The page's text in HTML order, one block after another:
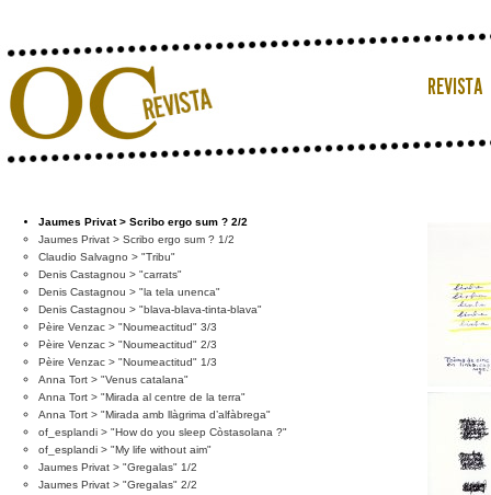
Jaumes Privat > Scribo ergo sum ? 2/2
Jaumes Privat > Scribo ergo sum ? 1/2
Claudio Salvagno > "Tribu"
Denis Castagnou > "carrats"
Denis Castagnou > "la tela unenca"
Denis Castagnou > "blava-blava-tinta-blava"
Pèire Venzac > "Noumeactitud" 3/3
Pèire Venzac > "Noumeactitud" 2/3
Pèire Venzac > "Noumeactitud" 1/3
Anna Tort > "Venus catalana"
Anna Tort > "Mirada al centre de la terra"
Anna Tort > "Mirada amb llàgrima d’alfàbrega"
of_esplandi > "How do you sleep Còstasolana ?"
of_esplandi > "My life without aim"
Jaumes Privat > "Gregalas" 1/2
Jaumes Privat > "Gregalas" 2/2